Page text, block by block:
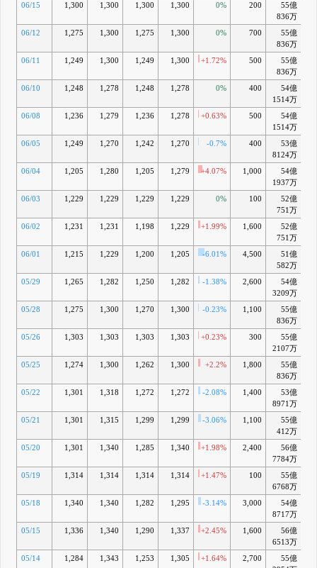
06/15 1,300 1,300 1,300 1,300 0% 200
55億
836万
06/12 1,275 1,300 1,275 1,300 0% 700
55億
836万
06/11 1,249 1,300 1,249 1,300 +1.72% 500
55億
836万
06/10 1,248 1,278 1,248 1,278 0% 400
54億
1514万
06/08 1,236 1,279 1,236 1,278 +0.63% 500
54億
1514万
06/05 1,249 1,270 1,242 1,270 -0.7% 400
53億
8124万
06/04 1,205 1,280 1,205 1,279 +4.07% 1,000
54億
1937万
06/03 1,229 1,229 1,229 1,229 0% 100
52億
751万
06/02 1,231 1,231 1,198 1,229 +1.99% 1,600
52億
751万
06/01 1,215 1,229 1,200 1,205 -6.01% 4,500
51億
582万
05/29 1,265 1,282 1,250 1,282 -1.38% 2,600
54億
3209万
05/28 1,275 1,300 1,270 1,300 -0.23% 1,100
55億
836万
05/26 1,303 1,303 1,303 1,303 +0.23% 300
55億
2107万
05/25 1,274 1,300 1,262 1,300 +2.2% 1,800
55億
836万
05/22 1,301 1,318 1,272 1,272 -2.08% 1,400
53億
8971万
05/21 1,301 1,315 1,299 1,299 -3.06% 1,100
55億
412万
05/20 1,301 1,340 1,285 1,340 +1.98% 2,400
56億
7784万
05/19 1,314 1,314 1,314 1,314 +1.47% 100
55億
6768万
05/18 1,340 1,340 1,282 1,295 -3.14% 3,000
54億
8717万
05/15
1,336 1,340 1,290 1,337 +2.45% 1,600
56億
6513万
05/14
1,284 1,343 1,253 1,305 +1.64% 2,700
55億